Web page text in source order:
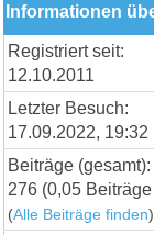
Informationen
Registriert seit:
12.10.2011
Letzter Besuch:
17.09.2022, 19:32
Beiträge (gesamt):
276 (0,05
(Alle Beiträge finden)